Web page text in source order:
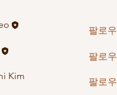
팔로우
팔로우
Kim
팔로우